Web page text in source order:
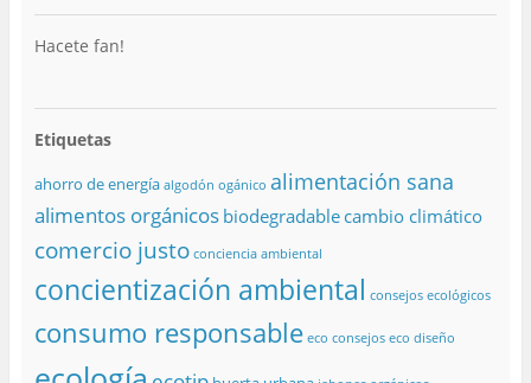
Hacete fan!
Etiquetas
ahorro de energía algodón ogánico alimentación sana
alimentos orgánicos biodegradable cambio climático
comercio justo conciencia ambiental
concientización ambiental consejos ecológicos
consumo responsable eco consejos eco diseño